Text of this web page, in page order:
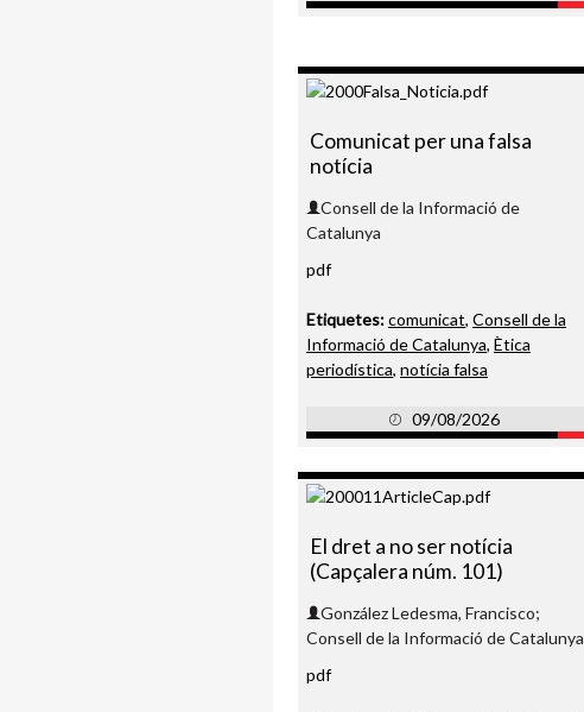
Comunicat per una falsa
notícia
Consell de la Informació de
Catalunya
pdf
Etiquetes:comunicat, Consell de la
Informació de Catalunya, Ètica
periodística, notícia falsa
09/08/2026
El dret a no ser notícia
(Capçalera núm. 101)
González Ledesma, Francisco;
Consell de la Informació de Catalunya
pdf